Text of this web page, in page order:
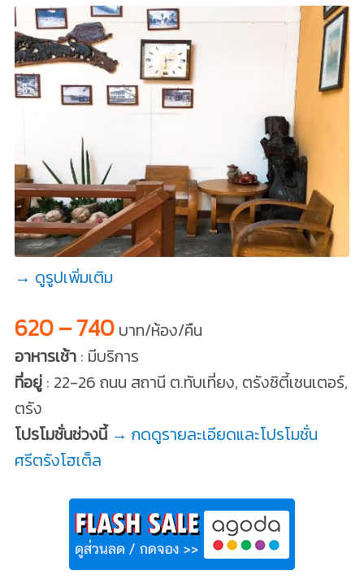
→ ดูรูปเพิ่มเติม
620 – 740บาท/ห้อง/คืน
อาหารเช้า: มีบริการ
ที่อยู่: 22-26 ถนน สถานี ต.ทับเที่ยง, ตรังซิตี้เซนเตอร์,
ตรัง
โปรโมชั่นช่วงนี้ → กดดูรายละเอียดและโปรโมชั่น
ศรีตรังโฮเต็ล